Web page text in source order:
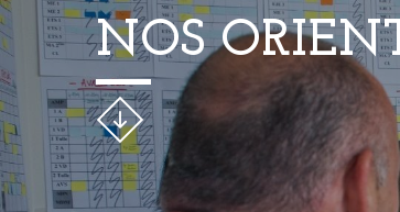
NOS